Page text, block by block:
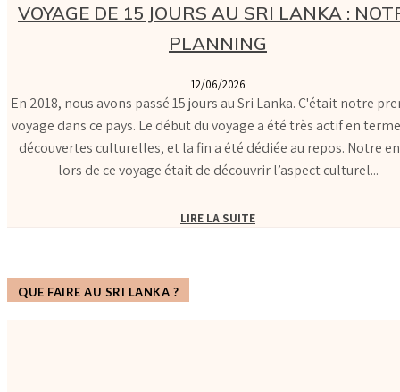
VOYAGE DE 15 JOURS AU SRI LANKA :
PLANNING
12/06/2026
En 2018, nous avons passé 15 jours au Sri Lanka. C'était notre
voyage dans ce pays. Le début du voyage a été très actif en
découvertes culturelles, et la fin a été dédiée au repos. Notre
lors de ce voyage était de découvrir l’aspect culturel...
LIRE LA SUITE
QUE FAIRE AU SRI LANKA ?